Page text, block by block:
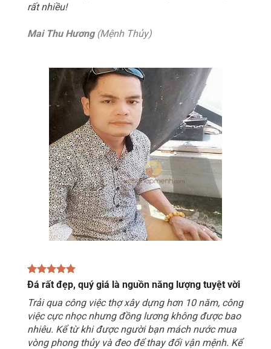
rất nhiều!
Mai Thu Hương(Mệnh Thủy)
Đá rất đẹp, quý giá là nguồn năng lượng tuyệt vời
Trải qua công việc thợ xây dựng hơn 10 năm, công
việc cực nhọc nhưng đồng lương không được bao
nhiêu. Kể từ khi được người bạn mách nước mua
vòng phong thủy và đeo để thay đổi vận mệnh. Kể